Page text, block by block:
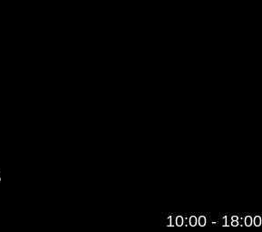
10:00 - 18:00